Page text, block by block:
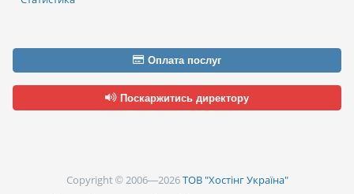
Оплата послуг
Поскаржитись директору
Copyright © 2006—2026ТОВ "Хостінг Україна"